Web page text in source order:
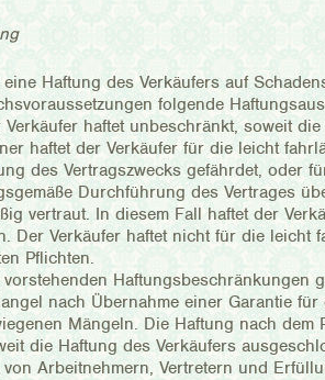
Haftung des Verkäufers auf
folgende
Verkäufer haftet unbeschränkt, soweit
haftet der Verkäufer für die leicht
des Vertragszwecks gefährdet, oder
Durchführung des Vertrages
vertraut. In diesem Fall haftet der
Der Verkäufer haftet nicht für die leicht
Pflichten.
vorstehenden Haftungsbeschränkungen
nach Übernahme einer Garantie
Mängeln. Die Haftung nach
die Haftung des Verkäufers
von Arbeitnehmern, Vertretern und